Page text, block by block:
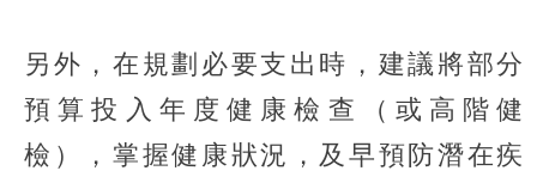
另外，在規劃必要支出時，建議將部分
預算投入年度健康檢查（或高階健
檢），掌握健康狀況，及早預防潛在疾